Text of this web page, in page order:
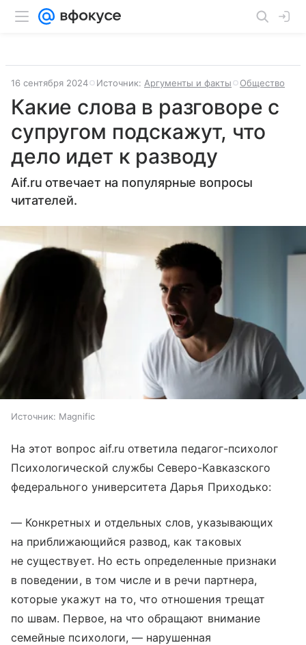
16 сентября 2024 Источник: Аргументы и факты Общество
Какие слова в разговоре с
супругом подскажут, что
дело идет к разводу
Aif.ru отвечает на популярные вопросы
читателей.
Источник: Magnific
На этот вопрос aif.ru ответила педагог-психолог
Психологической службы Северо-Кавказского
федерального университета Дарья Приходько:
— Конкретных и отдельных слов, указывающих
на приближающийся развод, как таковых
не существует. Но есть определенные признаки
в поведении, в том числе и в речи партнера,
которые укажут на то, что отношения трещат
по швам. Первое, на что обращают внимание
семейные психологи, — нарушенная